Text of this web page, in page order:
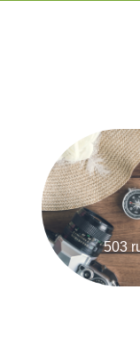
503